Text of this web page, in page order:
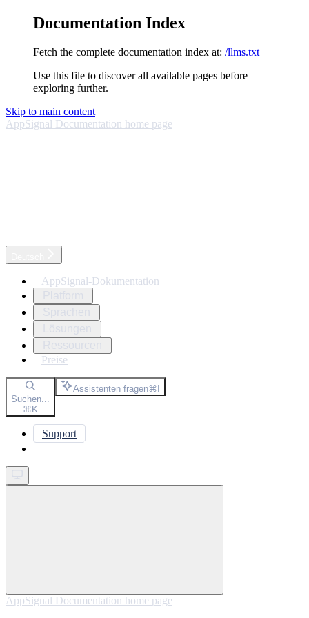
Documentation Index
Fetch the complete documentation index at: /llms.txt
Use this file to discover all available pages before
exploring further.
Skip to main content
AppSignal Documentation home page
AppSignal-Dokumentation
Preise
Suchen...
⌘K
Assistenten fragen⌘I
Support
AppSignal Documentation home page